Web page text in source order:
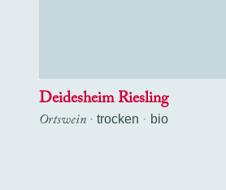
Deidesheim Riesling
Ortswein · trocken bio